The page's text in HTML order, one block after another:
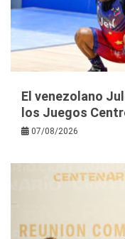
El venezolano
los Juegos
07/08/2026